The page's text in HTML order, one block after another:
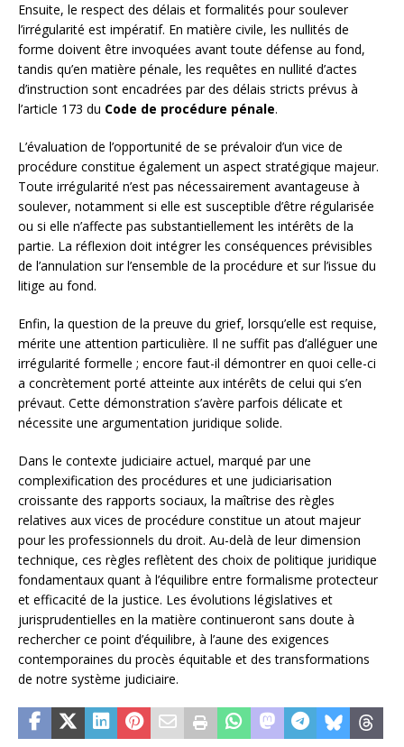
Ensuite, le respect des délais et formalités pour soulever
l’irrégularité est impératif. En matière civile, les nullités de
forme doivent être invoquées avant toute défense au fond,
tandis qu’en matière pénale, les requêtes en nullité d’actes
d’instruction sont encadrées par des délais stricts prévus à
l’article 173 du Code de procédure pénale.
L’évaluation de l’opportunité de se prévaloir d’un vice de
procédure constitue également un aspect stratégique majeur.
Toute irrégularité n’est pas nécessairement avantageuse à
soulever, notamment si elle est susceptible d’être régularisée
ou si elle n’affecte pas substantiellement les intérêts de la
partie. La réflexion doit intégrer les conséquences prévisibles
de l’annulation sur l’ensemble de la procédure et sur l’issue du
litige au fond.
Enfin, la question de la preuve du grief, lorsqu’elle est requise,
mérite une attention particulière. Il ne suffit pas d’alléguer une
irrégularité formelle ; encore faut-il démontrer en quoi celle-ci
a concrètement porté atteinte aux intérêts de celui qui s’en
prévaut. Cette démonstration s’avère parfois délicate et
nécessite une argumentation juridique solide.
Dans le contexte judiciaire actuel, marqué par une
complexification des procédures et une judiciarisation
croissante des rapports sociaux, la maîtrise des règles
relatives aux vices de procédure constitue un atout majeur
pour les professionnels du droit. Au-delà de leur dimension
technique, ces règles reflètent des choix de politique juridique
fondamentaux quant à l’équilibre entre formalisme protecteur
et efficacité de la justice. Les évolutions législatives et
jurisprudentielles en la matière continueront sans doute à
rechercher ce point d’équilibre, à l’aune des exigences
contemporaines du procès équitable et des transformations
de notre système judiciaire.